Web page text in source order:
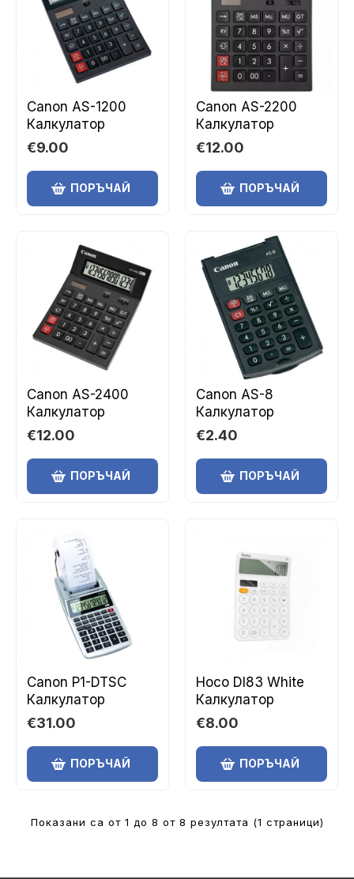
Canon AS-1200
Калкулатор
€9.00
ПОРЪЧАЙ
Canon AS-2200
Калкулатор
€12.00
ПОРЪЧАЙ
Canon AS-2400
Калкулатор
€12.00
ПОРЪЧАЙ
Canon AS-8
Калкулатор
€2.40
ПОРЪЧАЙ
Canon P1-DTSC
Калкулатор
€31.00
ПОРЪЧАЙ
Hoco DI83 White
Калкулатор
€8.00
ПОРЪЧАЙ
Показани са от 1 до 8 от 8 резултата (1 страници)